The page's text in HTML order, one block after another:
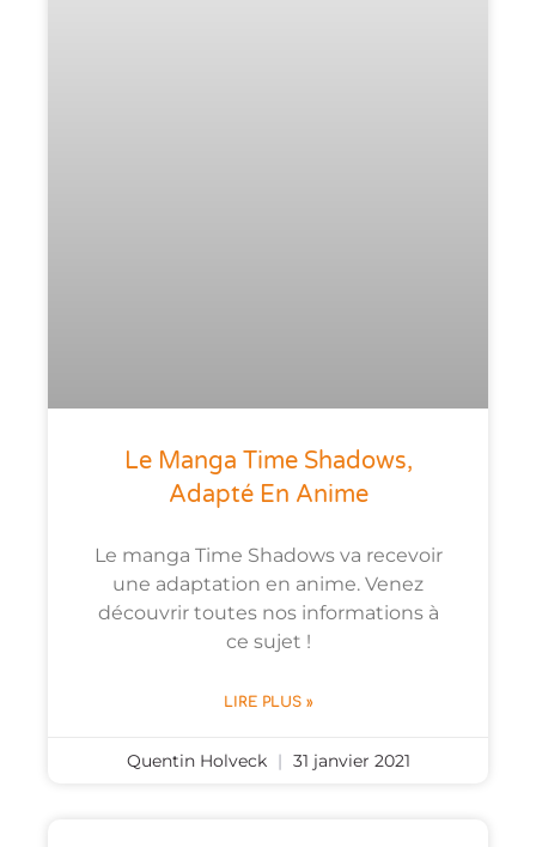
Le Manga Time Shadows,
Adapté En Anime
Le manga Time Shadows va recevoir
une adaptation en anime. Venez
découvrir toutes nos informations à
ce sujet !
LIRE PLUS »
Quentin Holveck 31 janvier 2021